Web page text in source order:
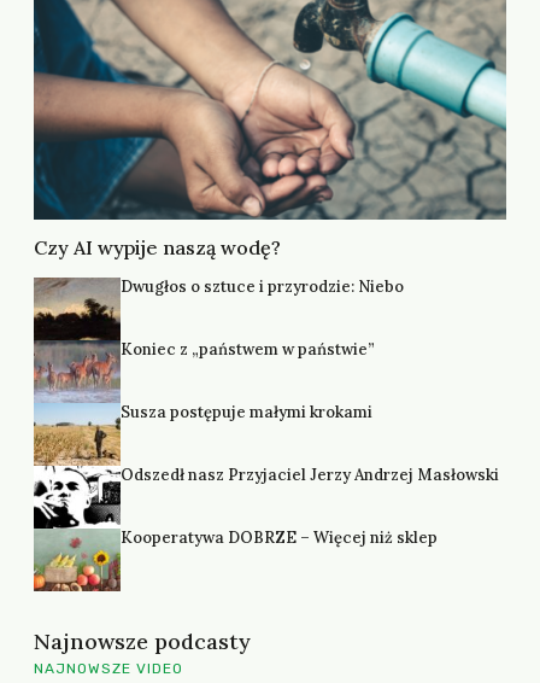
Czy AI wypije naszą wodę?
Dwugłos o sztuce i przyrodzie: Niebo
Koniec z „państwem w państwie”
Susza postępuje małymi krokami
Odszedł nasz Przyjaciel Jerzy Andrzej Masłowski
Kooperatywa DOBRZE – Więcej niż sklep
Najnowsze podcasty
NAJNOWSZE VIDEO